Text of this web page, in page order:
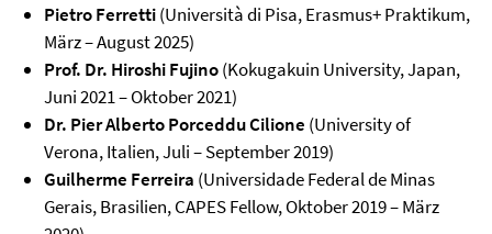
Pietro Ferretti(Università di Pisa, Erasmus+ Praktikum,
März – August 2025)
Prof. Dr. Hiroshi Fujino(Kokugakuin University, Japan,
Juni 2021 – Oktober 2021)
Dr. Pier Alberto Porceddu Cilione (University of
Verona, Italien, Juli – September 2019)
Guilherme Ferreira (Universidade Federal de Minas
Gerais, Brasilien, CAPES Fellow, Oktober 2019 – März